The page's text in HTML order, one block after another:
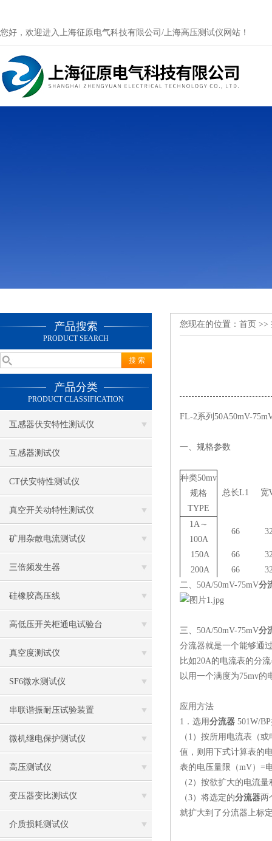
您好，欢迎进入上海征原电气科技有限公司/上海高压测试仪网站！
产品搜索
PRODUCT SEARCH
产品分类
PRODUCT CLASSIFICATION
互感器伏安特性测试仪
互感器测试仪
CT伏安特性测试仪
真空开关动特性测试仪
矿用杂散电流测试仪
三倍频发生器
硅橡胶高压线
高低压开关柜通电试验台
真空度测试仪
SF6微水测试仪
串联谐振耐压试验装置
微机继电保护测试仪
高压测试仪
变压器变比测试仪
介质损耗测试仪
您现在的位置： 首页 >>
FL-2系列 50A50mV-
一、规格参数
种类50mv
规格
TYPE
总长L1 宽
1A～
100A
66
150A 66
200A
66
二、 50A/50mV-75mV分
三、 50A/50mV-75mV分
分流器就是一个能够通
比如20A的电流表的分
以用一个满度为75mv
应用方法
1．选用分流器 501W/
（ 1）按所用电流表（
值，则用下式计算表的
表的电压量限（mV）=
（2）按欲扩大的电流
（3）将选定的分流器两
就扩大到了分流器上标